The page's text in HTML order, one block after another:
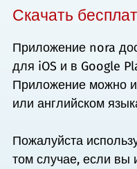
Скачать
Приложение nora
для iOS и в Google
Приложение можно
или английском
Пожалуйста
том случае, если вы